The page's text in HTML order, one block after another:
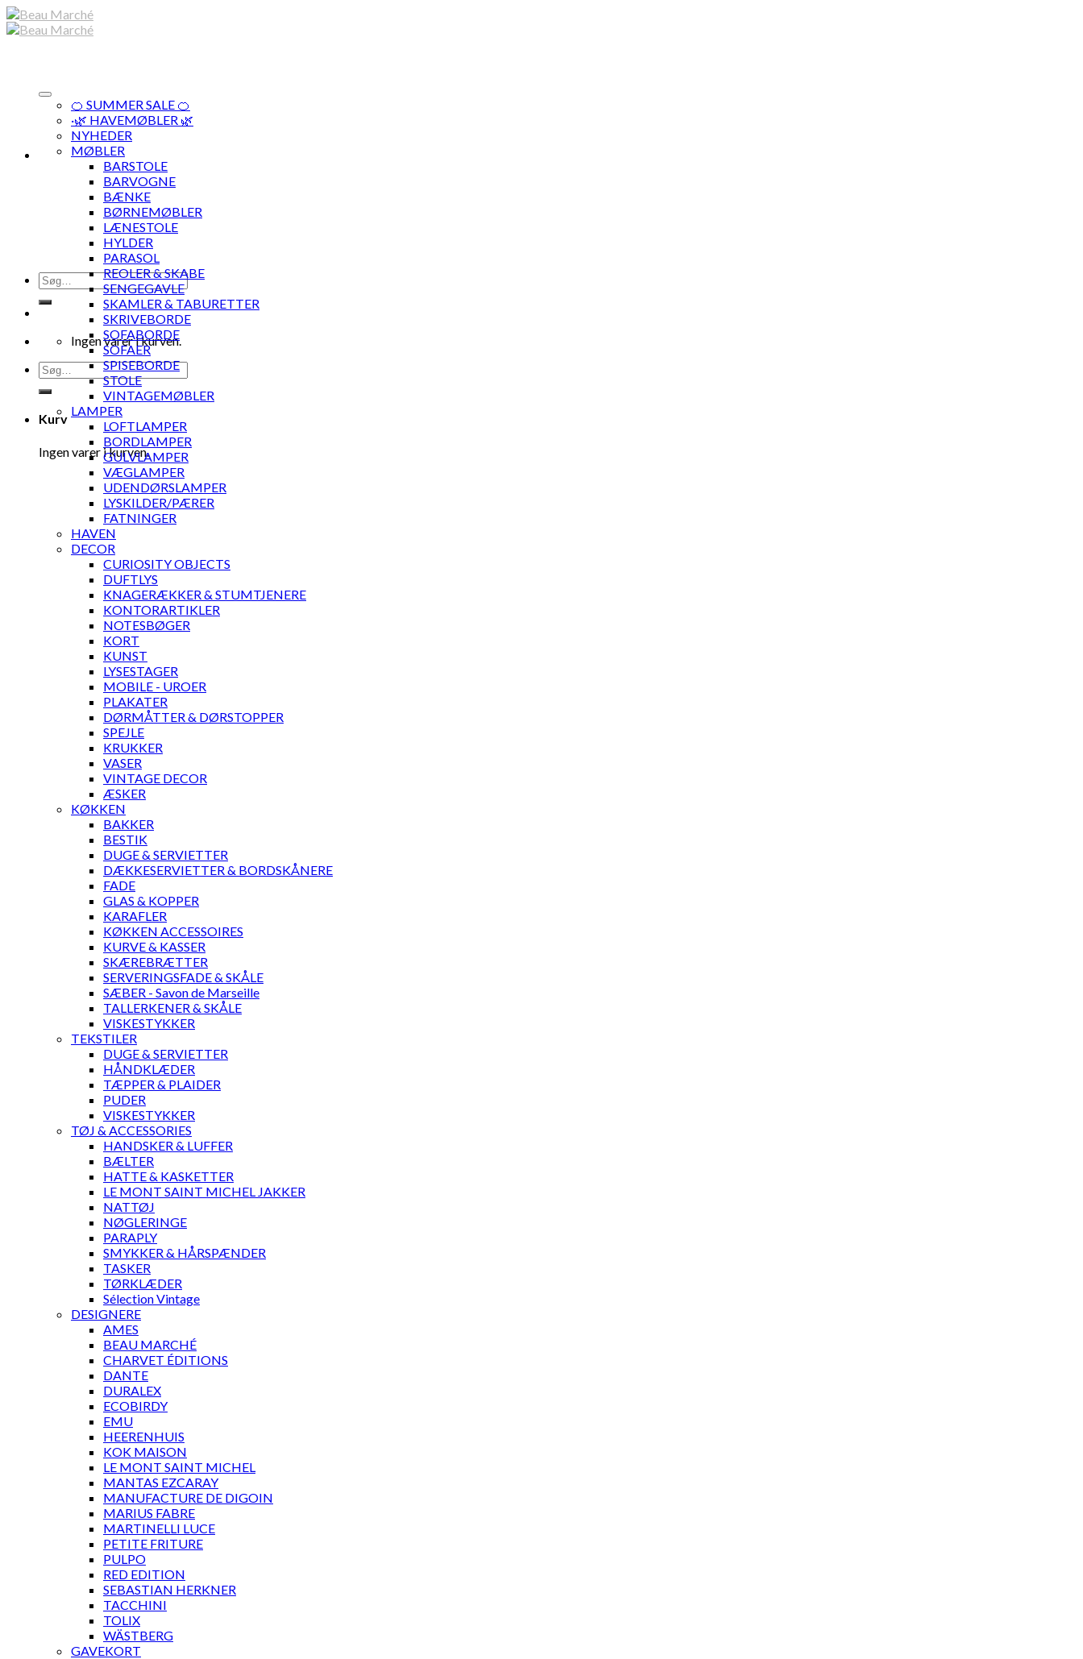
Skip
to
Søg
efter:
Ingen varer i kurven.
Søg
efter:
Kurv
Ingen varer i kurven.
🍊 SUMMER SALE 🍊
·🌿 HAVEMØBLER 🌿
NYHEDER
MØBLER
BARSTOLE
BARVOGNE
BÆNKE
BØRNEMØBLER
LÆNESTOLE
HYLDER
PARASOL
REOLER & SKABE
SENGEGAVLE
SKAMLER & TABURETTER
SKRIVEBORDE
SOFABORDE
SOFAER
SPISEBORDE
STOLE
VINTAGEMØBLER
LAMPER
LOFTLAMPER
BORDLAMPER
GULVLAMPER
VÆGLAMPER
UDENDØRSLAMPER
LYSKILDER/PÆRER
FATNINGER
HAVEN
DECOR
CURIOSITY OBJECTS
DUFTLYS
KNAGERÆKKER & STUMTJENERE
KONTORARTIKLER
NOTESBØGER
KORT
KUNST
LYSESTAGER
MOBILE - UROER
PLAKATER
DØRMÅTTER & DØRSTOPPER
SPEJLE
KRUKKER
VASER
VINTAGE DECOR
ÆSKER
KØKKEN
BAKKER
BESTIK
DUGE & SERVIETTER
DÆKKESERVIETTER & BORDSKÅNERE
FADE
GLAS & KOPPER
KARAFLER
KØKKEN ACCESSOIRES
KURVE & KASSER
SKÆREBRÆTTER
SERVERINGSFADE & SKÅLE
SÆBER - Savon de Marseille
TALLERKENER & SKÅLE
VISKESTYKKER
TEKSTILER
DUGE & SERVIETTER
HÅNDKLÆDER
TÆPPER & PLAIDER
PUDER
VISKESTYKKER
TØJ & ACCESSORIES
HANDSKER & LUFFER
BÆLTER
HATTE & KASKETTER
LE MONT SAINT MICHEL JAKKER
NATTØJ
NØGLERINGE
PARAPLY
SMYKKER & HÅRSPÆNDER
TASKER
TØRKLÆDER
Sélection Vintage
DESIGNERE
AMES
BEAU MARCHÉ
CHARVET ÉDITIONS
DANTE
DURALEX
ECOBIRDY
EMU
HEERENHUIS
KOK MAISON
LE MONT SAINT MICHEL
MANTAS EZCARAY
MANUFACTURE DE DIGOIN
MARIUS FABRE
MARTINELLI LUCE
PETITE FRITURE
PULPO
RED EDITION
SEBASTIAN HERKNER
TACCHINI
TOLIX
WÄSTBERG
GAVEKORT